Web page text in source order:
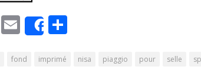
Twitter
Email
Share
fond imprimé nisa piaggio pour selle